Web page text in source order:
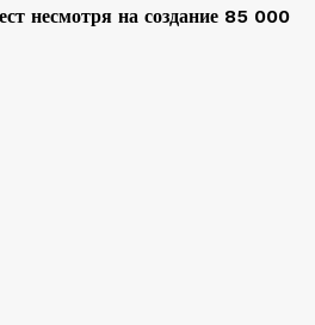
несмотря на создание 85 000